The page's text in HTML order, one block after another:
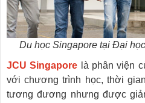
Du học Singapore tại Đại
JCU Singapore là phân viện
với chương trình học, thời
tương đương nhưng được